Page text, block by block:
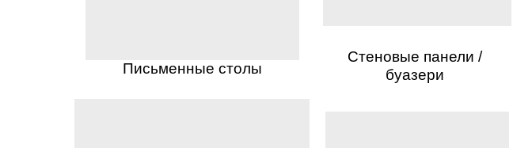
Стеновые панели /
буазери
Письменные столы